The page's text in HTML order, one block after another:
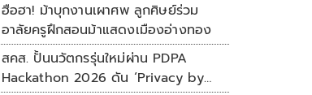
ฮือฮา! ม้าบุกงานเผาศพ ลูกศิษย์ร่วม
อาลัยครูฝึกสอนม้าแสดงเมืองอ่างทอง
สคส. ปั้นนวัตกรรุ่นใหม่ผ่าน PDPA
Hackathon 2026 ดัน ‘Privacy by